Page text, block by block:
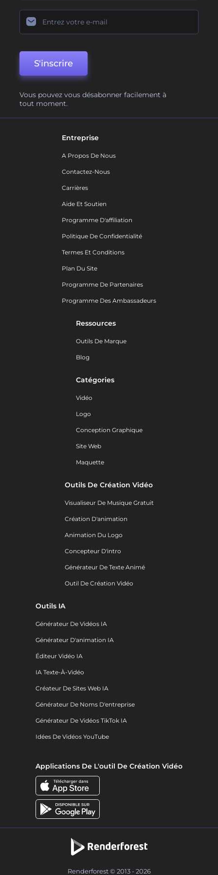
S'inscrire
Vous pouvez vous désabonner facilement à
tout moment.
Entreprise
A Propos De Nous
Contactez-Nous
Carrières
Aide Et Soutien
Programme D'affiliation
Politique De Confidentialité
Termes Et Conditions
Plan Du Site
Programme De Partenaires
Programme Des Ambassadeurs
Ressources
Outils De Marque
Blog
Catégories
Vidéo
Logo
Conception Graphique
Site Web
Maquette
Outils De Création Vidéo
Visualiseur De Musique Gratuit
Création D'animation
Animation Du Logo
Concepteur D'intro
Générateur De Texte Animé
Outil De Création Vidéo
Outils IA
Générateur De Vidéos IA
Générateur D'animation IA
Éditeur Vidéo IA
IA Texte-À-Vidéo
Créateur De Sites Web IA
Générateur De Noms D'entreprise
Générateur De Vidéos TikTok IA
Idées De Vidéos YouTube
Applications De L'outil De Création Vidéo
Renderforest © 2013 - 2026